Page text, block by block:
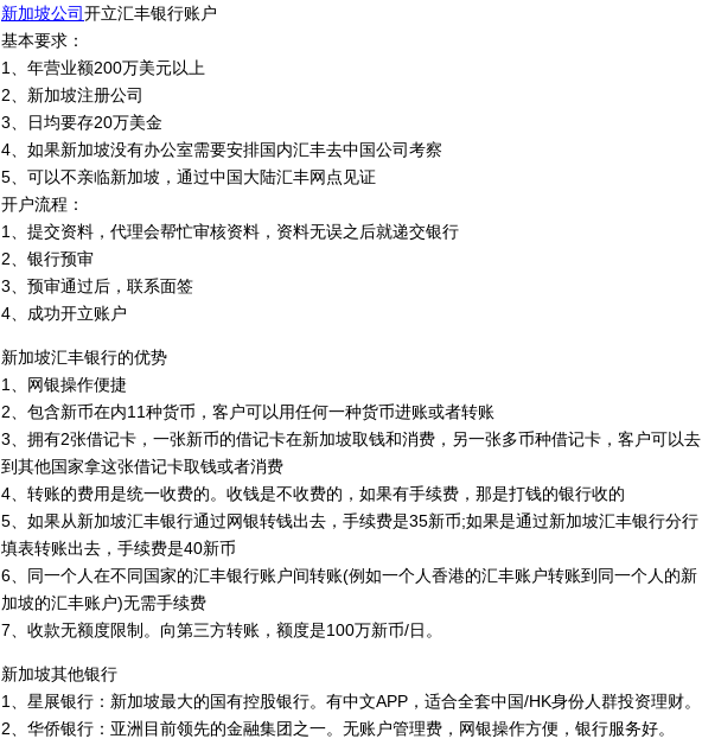
新加坡公司开立汇丰银行账户
基本要求：
1、年营业额200万美元以上
2、新加坡注册公司
3、日均要存20万美金
4、如果新加坡没有办公室需要安排国内汇丰去中国公司考察
5、可以不亲临新加坡，通过中国大陆汇丰网点见证
开户流程：
1、提交资料，代理会帮忙审核资料，资料无误之后就递交银行
2、银行预审
3、预审通过后，联系面签
4、成功开立账户
新加坡汇丰银行的优势
1、网银操作便捷
2、包含新币在内11种货币，客户可以用任何一种货币进账或者转账
3、拥有2张借记卡，一张新币的借记卡在新加坡取钱和消费，另一张多币种借记卡，客户可以去
到其他国家拿这张借记卡取钱或者消费
4、转账的费用是统一收费的。收钱是不收费的，如果有手续费，那是打钱的银行收的
5、如果从新加坡汇丰银行通过网银转钱出去，手续费是35新币;如果是通过新加坡汇丰银行分行
填表转账出去，手续费是40新币
6、同一个人在不同国家的汇丰银行账户间转账(例如一个人香港的汇丰账户转账到同一个人的新
加坡的汇丰账户)无需手续费
7、收款无额度限制。向第三方转账，额度是100万新币/日。
新加坡其他银行
1、星展银行：新加坡最大的国有控股银行。有中文APP，适合全套中国/HK身份人群投资理财。
2、华侨银行：亚洲目前领先的金融集团之一。无账户管理费，网银操作方便，银行服务好。